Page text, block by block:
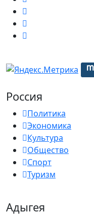
Россия
Политика
Экономика
Культура
Общество
Спорт
Туризм
Адыгея